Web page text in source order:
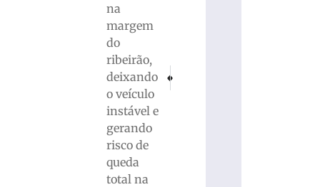
na
margem
do
ribeirão,
deixando
o veículo
instável e
gerando
risco de
queda
total na
PRÓXIMO